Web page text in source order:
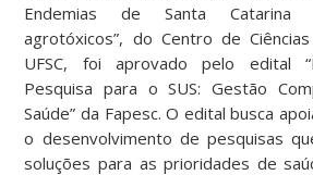
Endemias de Santa Catarina
agrotóxicos”, do Centro de
UFSC, foi aprovado pelo edital
Pesquisa para o SUS: Gestão
Saúde” da Fapesc. O edital busca
o desenvolvimento de pesquisas
soluções para as prioridades de